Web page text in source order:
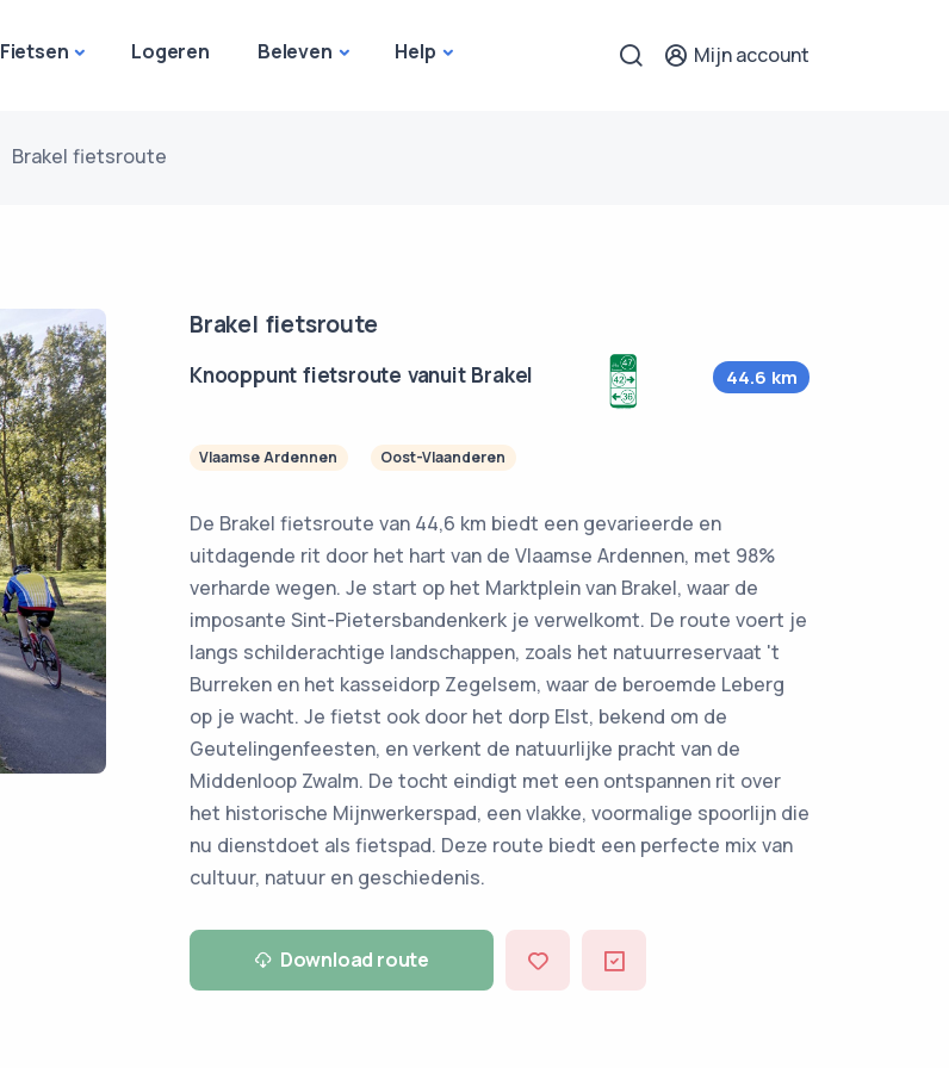
Fietsen Logeren Beleven Help Mijn account
Brakel fietsroute
Brakel fietsroute
Knooppunt fietsroute vanuit Brakel 44.6 km
Vlaamse Ardennen Oost-Vlaanderen
De Brakel fietsroute van 44,6 km biedt een gevarieerde en
uitdagende rit door het hart van de Vlaamse Ardennen, met 98%
verharde wegen. Je start op het Marktplein van Brakel, waar de
imposante Sint-Pietersbandenkerk je verwelkomt. De route voert je
langs schilderachtige landschappen, zoals het natuurreservaat 't
Burreken en het kasseidorp Zegelsem, waar de beroemde Leberg
op je wacht. Je fietst ook door het dorp Elst, bekend om de
Geutelingenfeesten, en verkent de natuurlijke pracht van de
Middenloop Zwalm. De tocht eindigt met een ontspannen rit over
het historische Mijnwerkerspad, een vlakke, voormalige spoorlijn die
nu dienstdoet als fietspad. Deze route biedt een perfecte mix van
cultuur, natuur en geschiedenis.
Download route